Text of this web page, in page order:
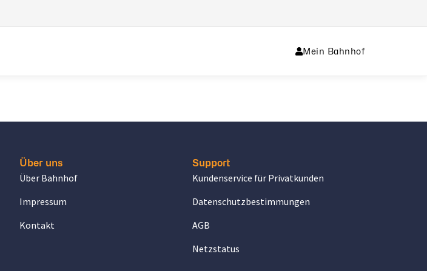
Mein Bahnhof
Über uns
Über Bahnhof
Impressum
Kontakt
Support
Kundenservice für Privatkunden
Datenschutzbestimmungen
AGB
Netzstatus